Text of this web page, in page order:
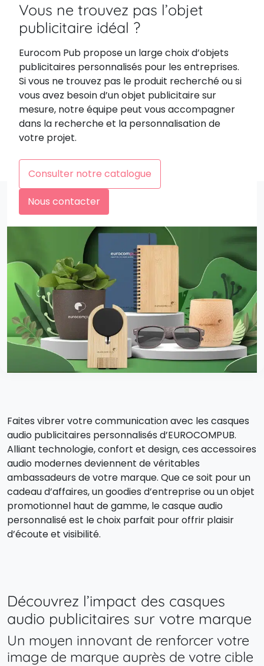
Vous ne trouvez pas l’objet
publicitaire idéal ?
Eurocom Pub propose un large choix d’objets
publicitaires personnalisés pour les entreprises.
Si vous ne trouvez pas le produit recherché ou si
vous avez besoin d’un objet publicitaire sur
mesure, notre équipe peut vous accompagner
dans la recherche et la personnalisation de
votre projet.
Consulter notre catalogue
Nous contacter
Faites vibrer votre communication avec les casques
audio publicitaires personnalisés d’EUROCOMPUB.
Alliant technologie, confort et design, ces accessoires
audio modernes deviennent de véritables
ambassadeurs de votre marque. Que ce soit pour un
cadeau d’affaires, un goodies d’entreprise ou un objet
promotionnel haut de gamme, le casque audio
personnalisé est le choix parfait pour offrir plaisir
d’écoute et visibilité.
Découvrez l’impact des casques
audio publicitaires sur votre marque
Un moyen innovant de renforcer votre
image de marque auprès de votre cible